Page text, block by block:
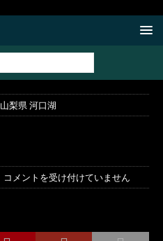
山梨県 河口湖
コメントを受け付けていません